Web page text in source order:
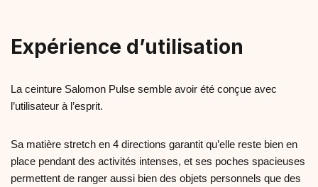
Expérience d’utilisation
La ceinture Salomon Pulse semble avoir été conçue avec
l’utilisateur à l’esprit.
Sa matière stretch en 4 directions garantit qu’elle reste bien en
place pendant des activités intenses, et ses poches spacieuses
permettent de ranger aussi bien des objets personnels que des